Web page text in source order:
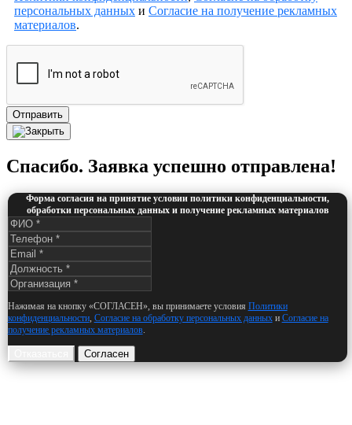
персональных данных и Согласие на получение рекламных
материалов.
Отправить
Спасибо. Заявка успешно отправлена!
Форма согласия на принятие условии политики конфиденциальности,
обработки персональных данных и получение рекламных материалов
Нажимая на кнопку «СОГЛАСЕН», вы принимаете условия Политики
конфиденциальности, Согласие на обработку персональных данныхи Согласие на
получение рекламных материалов.
Согласен